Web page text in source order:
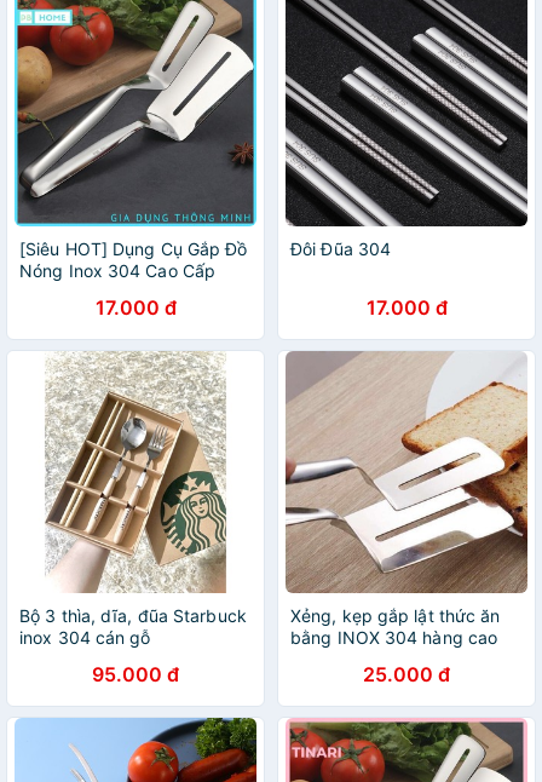
[Siêu HOT] Dụng Cụ Gắp Đồ
Nóng Inox 304 Cao Cấp
17.000 đ
Đôi Đũa 304
17.000 đ
Bộ 3 thìa, dĩa, đũa Starbuck
inox 304 cán gỗ
95.000 đ
Xẻng, kẹp gắp lật thức ăn
bằng INOX 304 hàng cao
25.000 đ